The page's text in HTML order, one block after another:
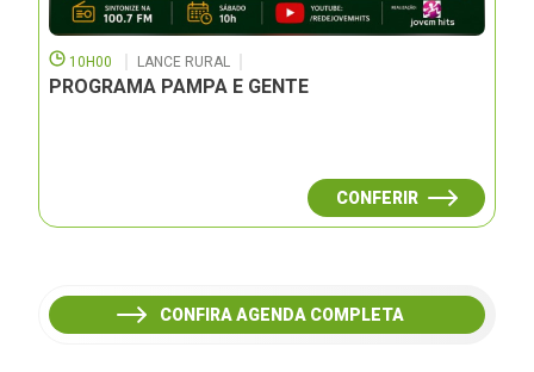
10H00 LANCE RURAL
PROGRAMA PAMPA E GENTE
CONFERIR
CONFIRA AGENDA COMPLETA